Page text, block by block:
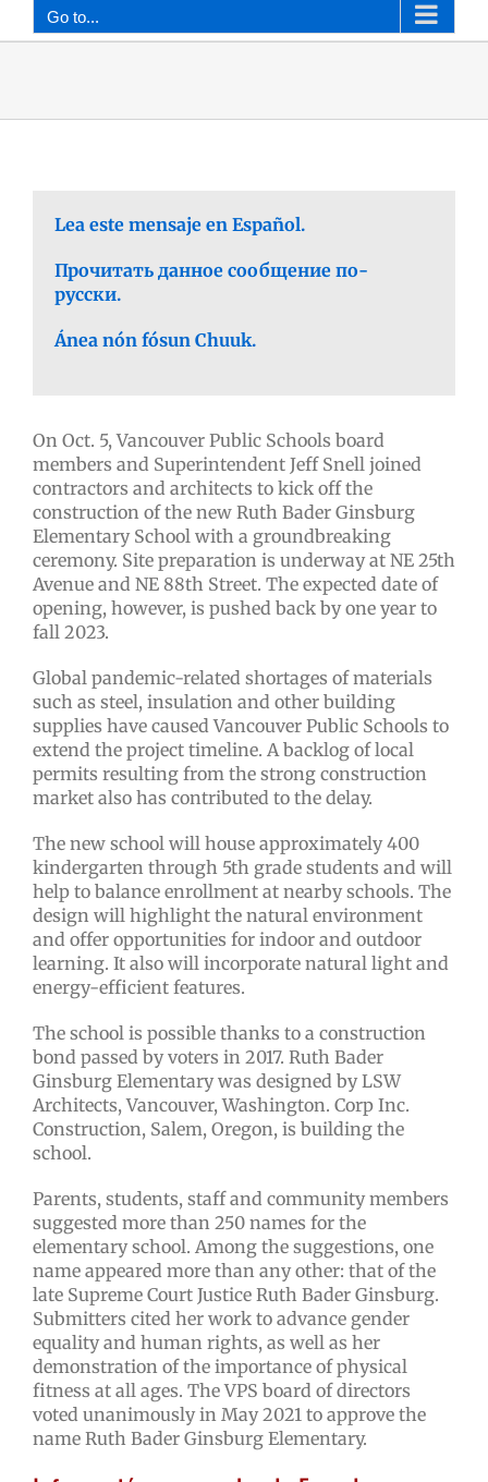
Go to...
Lea este mensaje en Español.
Прочитать данное сообщение по-
русски.
Ánea nón fósun Chuuk.
On Oct. 5, Vancouver Public Schools board
members and Superintendent Jeff Snell joined
contractors and architects to kick off the
construction of the new Ruth Bader Ginsburg
Elementary School with a groundbreaking
ceremony. Site preparation is underway at NE 25th
Avenue and NE 88th Street. The expected date of
opening, however, is pushed back by one year to
fall 2023.
Global pandemic-related shortages of materials
such as steel, insulation and other building
supplies have caused Vancouver Public Schools to
extend the project timeline. A backlog of local
permits resulting from the strong construction
market also has contributed to the delay.
The new school will house approximately 400
kindergarten through 5th grade students and will
help to balance enrollment at nearby schools. The
design will highlight the natural environment
and offer opportunities for indoor and outdoor
learning. It also will incorporate natural light and
energy-efficient features.
The school is possible thanks to a construction
bond passed by voters in 2017. Ruth Bader
Ginsburg Elementary was designed by LSW
Architects, Vancouver, Washington. Corp Inc.
Construction, Salem, Oregon, is building the
school.
Parents, students, staff and community members
suggested more than 250 names for the
elementary school. Among the suggestions, one
name appeared more than any other: that of the
late Supreme Court Justice Ruth Bader Ginsburg.
Submitters cited her work to advance gender
equality and human rights, as well as her
demonstration of the importance of physical
fitness at all ages. The VPS board of directors
voted unanimously in May 2021 to approve the
name Ruth Bader Ginsburg Elementary.